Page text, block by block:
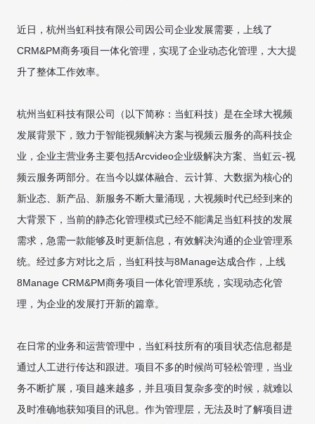
近日，杭州当虹科技有限公司因公司企业发展需要，上线了
CRM&PM商务项目一体化管理，实现了企业动态化管理，大大提
升了整体工作效率。
杭州当虹科技有限公司（以下简称：当虹科技）是在全球大视频
发展背景下，致力于智能视频解决方案与视频云服务的高科技企
业，企业主营业务主要包括Arcvideo企业级解决方案、当虹云-视
频云服务两部分。在当今以媒体融合、云计算、大数据为核心的
新业态、新产品、新服务不断大量涌现，大视频时代已经到来的
大背景下，当前的静态化管理模式已经不能满足当虹科技的发展
需求，急需一款能够及时更新信息，有效解决沟通的企业管理系
统。经过多方对比之后，当虹科技与8Manage达成合作，上线
8Manage CRM&PM商务项目一体化管理系统，实现动态化管
理，为企业的发展打开新的篇章。
在日常的业务和运营管理中，当虹科技所有的项目状态信息都是
通过人工进行传达和跟进。项目不多的时候尚可轻松管理，当业
务不断扩展，项目越来越多，并且项目复杂多变的时候，就难以
及时准确地获知项目的讯息。作为管理层，无法及时了解项目进